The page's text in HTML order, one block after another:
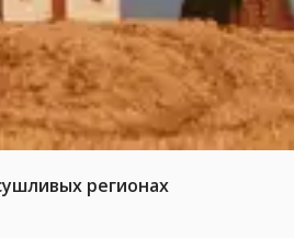
регионах